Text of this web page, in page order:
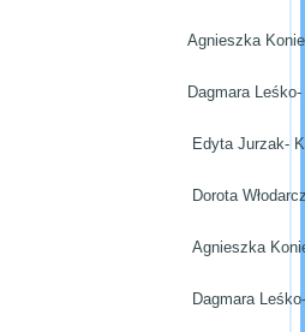
Agnieszka
Dagmara
Edyta Jurzak-
Dorota
Agnieszka
Dagmara